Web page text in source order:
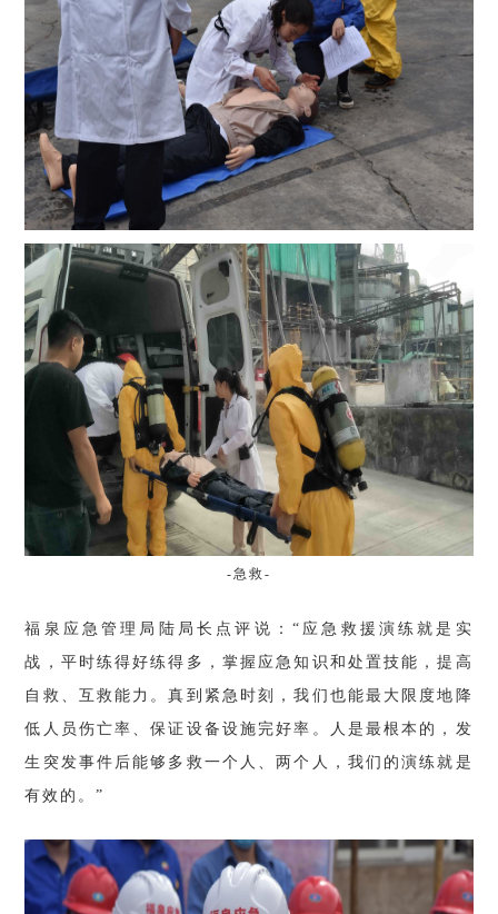
-急救-
福泉应急管理局陆局长点评说：“应急救援演练就是实
战，平时练得好练得多，掌握应急知识和处置技能，提高
自救、互救能力。真到紧急时刻，我们也能最大限度地降
低人员伤亡率、保证设备设施完好率。人是最根本的，发
生突发事件后能够多救一个人、两个人，我们的演练就是
有效的。”